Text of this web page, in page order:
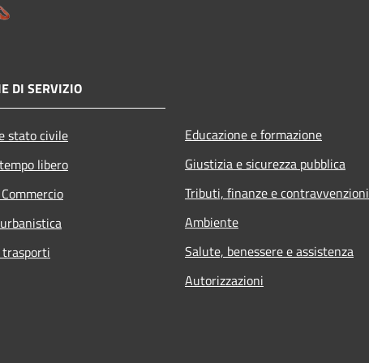
DI SERVIZIO
stato civile
libero
Educazione e formazione
Giustizia e sicurezza pubblica
Tributi, finanze e contravvenzioni
Ambiente
Salute, benessere e assistenza
Autorizzazioni